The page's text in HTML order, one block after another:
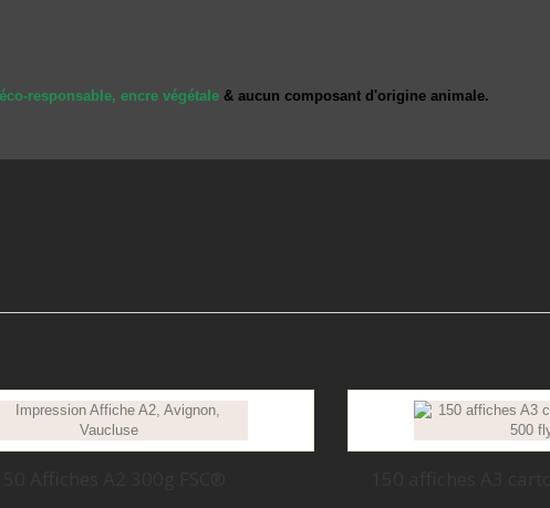
responsable, encre végétale & aucun composant d'origine animale.